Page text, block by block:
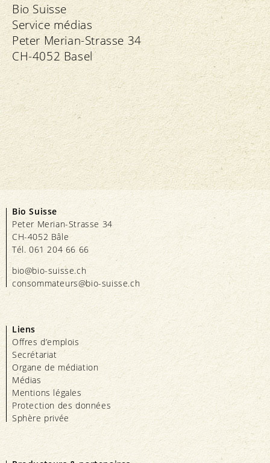
Bio Suisse
Service médias
Peter Merian-Strasse 34
CH-4052 Basel
Bio Suisse
Peter Merian-Strasse 34
CH-4052 Bâle
Tél. 061 204 66 66
bio@bio-suisse.ch
consommateurs@bio-suisse.ch
Liens
Offres d’emplois
Secrétariat
Organe de médiation
Médias
Mentions légales
Protection des données
Sphère privée